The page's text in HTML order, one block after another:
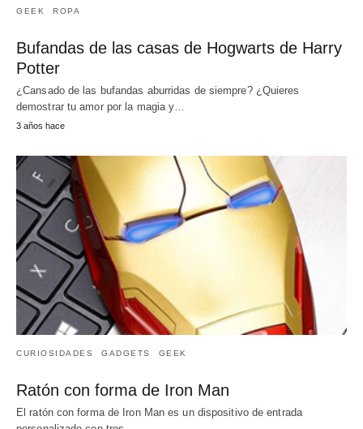
GEEK ROPA
Bufandas de las casas de Hogwarts de Harry
Potter
¿Cansado de las bufandas aburridas de siempre? ¿Quieres
demostrar tu amor por la magia y…
3 años hace
CURIOSIDADES GADGETS GEEK
Ratón con forma de Iron Man
El ratón con forma de Iron Man es un dispositivo de entrada